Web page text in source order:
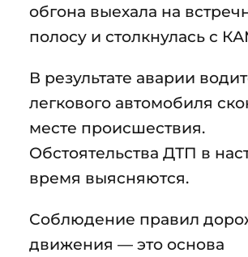
обгона выехала на
полосу и столкнулась с
В результате аварии
легкового автомобиля
месте происшествия.
Обстоятельства ДТП в
время выясняются.
Соблюдение правил
движения — это основа